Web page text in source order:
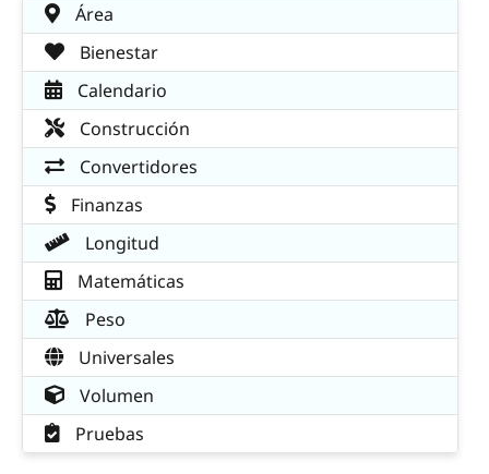
Área
Bienestar
Calendario
Construcción
Convertidores
Finanzas
Longitud
Matemáticas
Peso
Universales
Volumen
Pruebas